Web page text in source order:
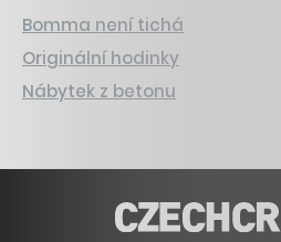
Bomma není tichá
Originální hodinky
Nábytek z betonu